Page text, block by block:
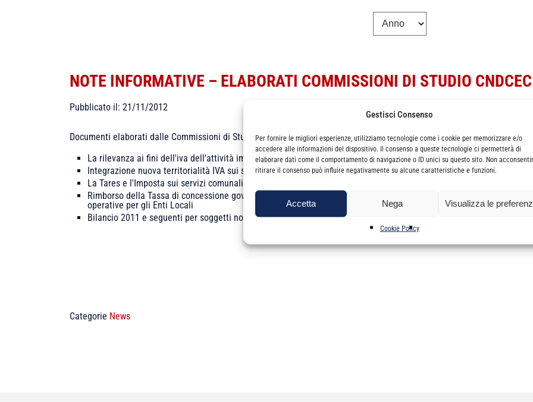
Gestisci Consenso
Per fornire le migliori esperienze, utilizziamo tecnologie come i cookie per memorizzare e/o
accedere alle informazioni del dispositivo. Il consenso a queste tecnologie ci permetterà di
elaborare dati come il comportamento di navigazione o ID unici su questo sito. Non
ritirare il consenso può influire negativamente su alcune caratteristiche e funzioni.
Accetta Nega Visualizza le
Cookie Policy
NOTE INFORMATIVE – ELABORATI COMMISSIONI DI STUDIO CNDCEC
Pubblicato il: 21/11/2012
Documenti elaborati dalle Commissioni di Studio CNDCEC
La rilevanza ai fini dell'iva dell'attività immobiliare degli Enti Locali
Integrazione nuova territorialità IVA sui servizi
La Tares e l'Imposta sui servizi comunali
Rimborso della Tassa di concessione governativa sull'utilizzo dei telefoni cellulari: un quadro d'insieme delle
operative per gli Enti Locali
Bilancio 2011 e seguenti per soggetti non IAS. IRAP per le società industriali, commerciali e di servizi. Punti aperti
Categorie News